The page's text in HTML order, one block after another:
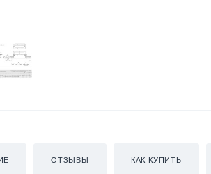
ОТЗЫВЫ КАК КУПИТЬ